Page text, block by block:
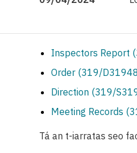
Inspectors Report
Order (319/
Direction (319/
Meeting Records
Tá an t-iarratas seo